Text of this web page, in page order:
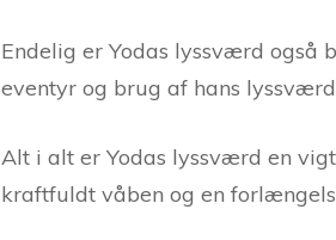
Endelig er Yodas lyssværd også
eventyr og brug af hans
Alt i alt er Yodas lyssværd en
kraftfuldt våben og en